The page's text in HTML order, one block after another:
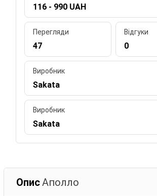
116 - 990 UAH
Перегляди
47
Відгуки
0
Виробник
Sakata
Виробник
Sakata
ОписАполло